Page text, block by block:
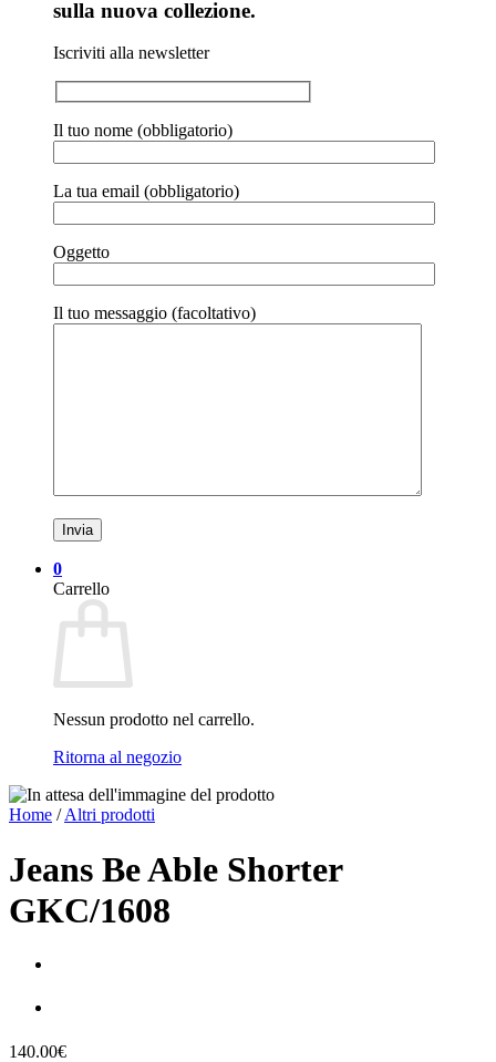
sulla nuova collezione.
Iscriviti alla newsletter
Il tuo nome (obbligatorio)
La tua email (obbligatorio)
Oggetto
Il tuo messaggio (facoltativo)
0
Carrello
Nessun prodotto nel carrello.
Ritorna al negozio
Home / Altri prodotti
Jeans Be Able Shorter
GKC/1608
140.00€